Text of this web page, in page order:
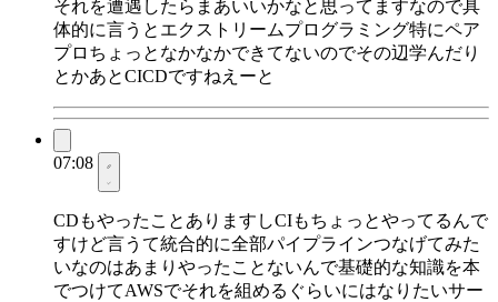
それを遭遇したらまあいいかなと思ってますなので具
体的に言うとエクストリームプログラミング特にペア
プロちょっとなかなかできてないのでその辺学んだり
とかあとCICDですねえーと
07:08
CDもやったことありますしCIもちょっとやってるんで
すけど言うて統合的に全部パイプラインつなげてみた
いなのはあまりやったことないんで基礎的な知識を本
でつけてAWSでそれを組めるぐらいにはなりたいサー